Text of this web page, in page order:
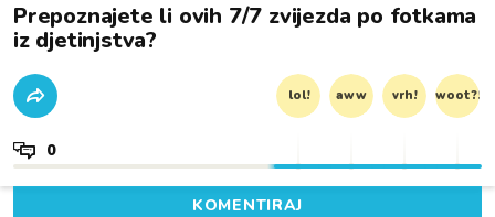
Prepoznajete li ovih 7/7 zvijezda po fotkama
iz djetinjstva?
lol! aww vrh! woot?!
0
KOMENTIRAJ